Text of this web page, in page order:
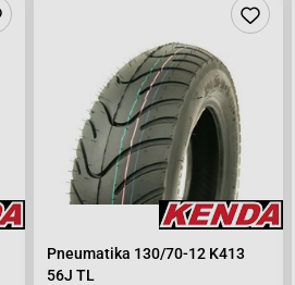
Pneumatika 130/70-12 K413
56J TL